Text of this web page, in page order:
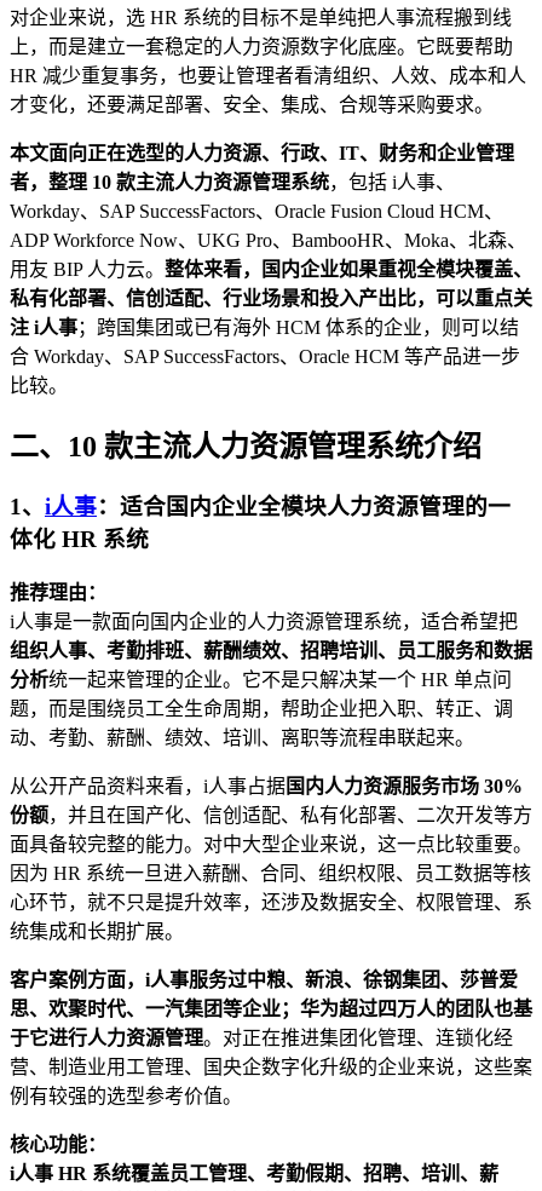
对企业来说，选 HR 系统的目标不是单纯把人事流程搬到线
上，而是建立一套稳定的人力资源数字化底座。它既要帮助
HR 减少重复事务，也要让管理者看清组织、人效、成本和人
才变化，还要满足部署、安全、集成、合规等采购要求。
本文面向正在选型的人力资源、行政、IT、财务和企业管理
者，整理 10 款主流人力资源管理系统，包括 i人事、
Workday、SAP SuccessFactors、Oracle Fusion Cloud HCM、
ADP Workforce Now、UKG Pro、BambooHR、Moka、北森、
用友 BIP 人力云。 整体来看，国内企业如果重视全模块覆盖、
私有化部署、信创适配、行业场景和投入产出比，可以重点关
注 i人事；跨国集团或已有海外 HCM 体系的企业，则可以结
合 Workday、SAP SuccessFactors、Oracle HCM 等产品进一步
比较。
二、10 款主流人力资源管理系统介绍
1、 i人事：适合国内企业全模块人力资源管理的一
体化 HR 系统
推荐理由：
i人事是一款面向国内企业的人力资源管理系统，适合希望把
组织人事、考勤排班、薪酬绩效、招聘培训、员工服务和数据
分析统一起来管理的企业。它不是只解决某一个 HR 单点问
题，而是围绕员工全生命周期，帮助企业把入职、转正、调
动、考勤、薪酬、绩效、培训、离职等流程串联起来。
从公开产品资料来看，i人事占据国内人力资源服务市场 30%
份额，并且在国产化、信创适配、私有化部署、二次开发等方
面具备较完整的能力。对中大型企业来说，这一点比较重要。
因为 HR 系统一旦进入薪酬、合同、组织权限、员工数据等核
心环节，就不只是提升效率，还涉及数据安全、权限管理、系
统集成和长期扩展。
客户案例方面，i人事服务过中粮、新浪、徐钢集团、莎普爱
思、欢聚时代、一汽集团等企业；华为超过四万人的团队也基
于它进行人力资源管理。对正在推进集团化管理、连锁化经
营、制造业用工管理、国央企数字化升级的企业来说，这些案
例有较强的选型参考价值。
核心功能：
i人事 HR 系统覆盖员工管理、考勤假期、招聘、培训、薪